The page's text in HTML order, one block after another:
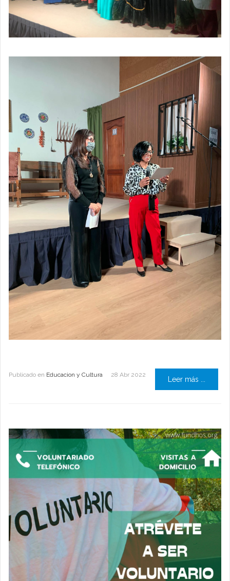
Publicado en Educacion y Cultura 28 Abr 2022
Leer más ...